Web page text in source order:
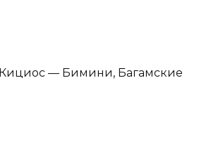
Кициос — Бимини, Багамские